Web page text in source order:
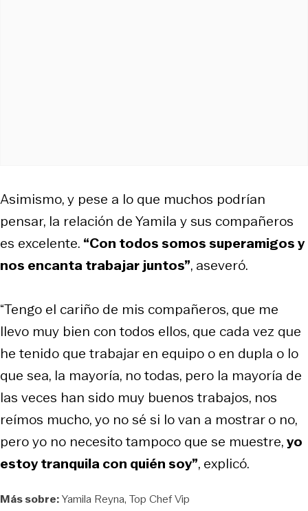
Asimismo, y pese a lo que muchos podrían
pensar, la relación de Yamila y sus compañeros
es excelente. “Con todos somos superamigos y
nos encanta trabajar juntos”, aseveró.
“Tengo el cariño de mis compañeros, que me
llevo muy bien con todos ellos, que cada vez que
he tenido que trabajar en equipo o en dupla o lo
que sea, la mayoría, no todas, pero la mayoría de
las veces han sido muy buenos trabajos, nos
reímos mucho, yo no sé si lo van a mostrar o no,
pero yo no necesito tampoco que se muestre,yo
estoy tranquila con quién soy”, explicó.
Más sobre:Yamila Reyna Top Chef Vip